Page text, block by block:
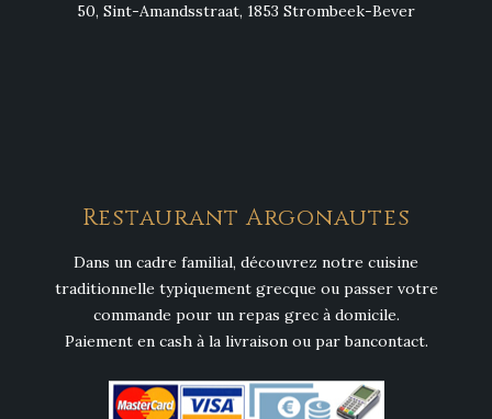
50, Sint-Amandsstraat, 1853 Strombeek-Bever
Restaurant Argonautes
Dans un cadre familial, découvrez notre cuisine
traditionnelle typiquement grecque ou passer votre
commande pour un repas grec à domicile.
Paiement en cash à la livraison ou par bancontact.